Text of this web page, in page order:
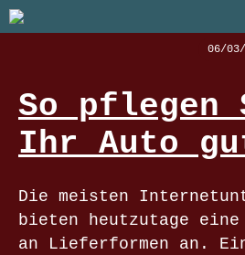
06/
So pflegen
Ihr Auto
Die meisten
bieten heutzutage eine
an Lieferformen an.